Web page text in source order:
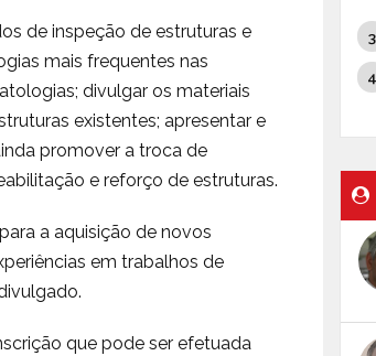
de inspeção de estruturas e
mais frequentes nas
divulgar os materiais
existentes; apresentar e
promover a troca de
e reforço de estruturas.
a aquisição de novos
em trabalhos de
que pode ser efetuada